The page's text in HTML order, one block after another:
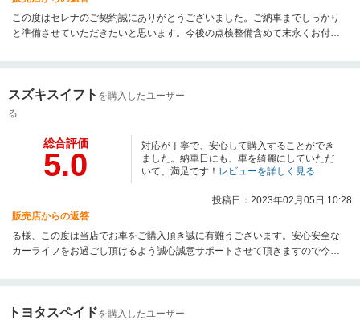
この度はセレナのご契約誠にありがとうございました。ご納車までしっかり
と準備させていただきたいと思います。今後の点検整備含めて末永くお付き
スズキスイフト を購入したユーザー
る
総合評価
5.0
対応が丁寧で、安心して購入することができ
ました。納車日にも、車を綺麗にしていただ
いて、満足です！ レビューを詳しく見る
投稿日：2023年02月05日 10:28
販売店からの返答
る様、この度は当店でお車をご購入頂き誠に有難うございます。安心安全な
カーライフをお過ごし頂けるよう誠心誠意サポートさせて頂きますので今後
トヨタスペイドを購入したユーザー